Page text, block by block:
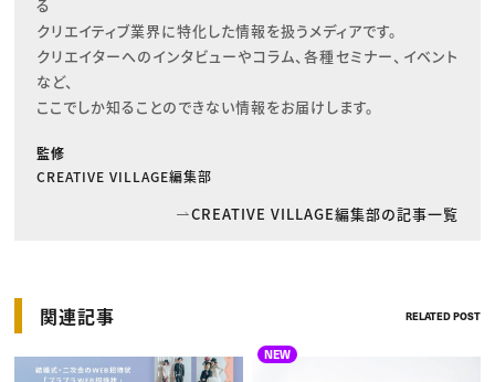
る
クリエイティブ業界に特化した情報を扱うメディアです。
クリエイターへのインタビューやコラム、各種セミナー、イベント
など、
ここでしか知ることのできない情報をお届けします。
監修
CREATIVE VILLAGE編集部
CREATIVE VILLAGE編集部の記事一覧
関連記事 RELATED POST
NEW